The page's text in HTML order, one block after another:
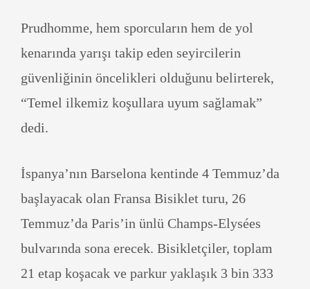
Prudhomme, hem sporcuların hem de yol
kenarında yarışı takip eden seyircilerin
güvenliğinin öncelikleri olduğunu belirterek,
“Temel ilkemiz koşullara uyum sağlamak”
dedi.
İspanya’nın Barselona kentinde 4 Temmuz’da
başlayacak olan Fransa Bisiklet turu, 26
Temmuz’da Paris’in ünlü Champs-Elysées
bulvarında sona erecek. Bisikletçiler, toplam
21 etap koşacak ve parkur yaklaşık 3 bin 333